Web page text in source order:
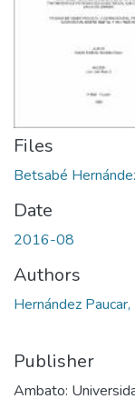
Files
Betsabé
Date
2016-08
Authors
Hernández
Publisher
Ambato: